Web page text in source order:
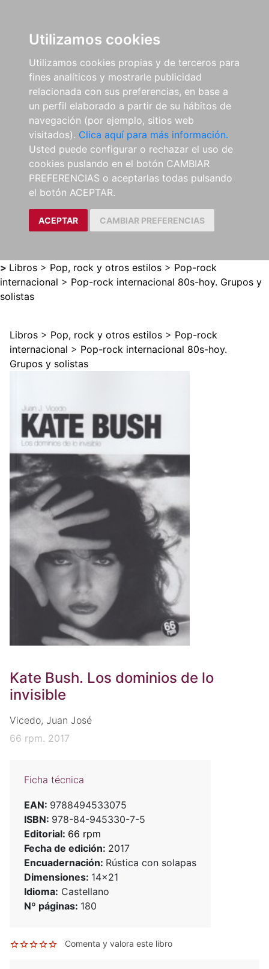
Utilizamos cookies
Utilizamos cookies propias y de terceros para
fines analíticos y mostrarle publicidad
relacionada con sus preferencias, en base a
un perfil elaborado a partir de su hábitos de
navegación (por ejemplo, sitios web
visitados). Clica aquí para más información.
Usted puede configurar o rechazar el uso de
cookies puslando en el botón CAMBIAR
PREFERENCIAS o aceptarlas todas pulsando
el botón ACEPTAR.
ACEPTAR CAMBIAR PREFERENCIAS
> Libros > Pop, rock y otros estilos > Pop-rock
internacional > Pop-rock internacional 80s-hoy. Grupos y
solistas
Libros > Pop, rock y otros estilos > Pop-rock
internacional > Pop-rock internacional 80s-hoy.
Grupos y solistas
Kate Bush. Los dominios de lo
invisible
Vicedo, Juan José
66 rpm. 2017
Ficha técnica
EAN: 9788494533075
ISBN: 978-84-945330-7-5
Editorial: 66 rpm
Fecha de edición: 2017
Encuadernación: Rústica con solapas
Dimensiones: 14x21
Idioma: Castellano
Nº páginas: 180
Comenta y valora este libro